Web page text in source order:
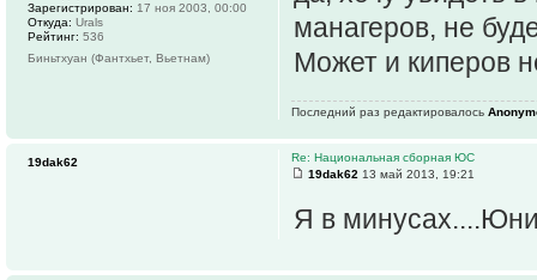
манагеров, не
Может и киперов
Последний раз редактировалось
Зарегистрирован: 17 ноя 2003, 00:00
Откуда: Urals
Рейтинг: 536
Биньтхуан (Фантхьет, Вьетнам)
Re: Национальная сборная ЮС
19dak62 13 май 2013, 19:21
Я в
19dak62